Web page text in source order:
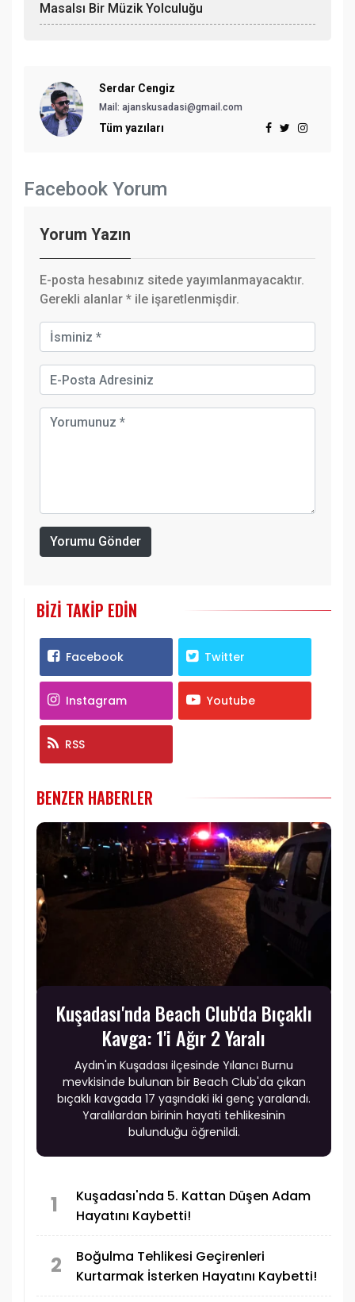
Masalsı Bir Müzik Yolculuğu
Serdar Cengiz
Mail: ajanskusadasi@gmail.com
Tüm yazıları
Facebook Yorum
Yorum Yazın
E-posta hesabınız sitede yayımlanmayacaktır.
Gerekli alanlar * ile işaretlenmişdir.
Yorumu Gönder
BIZI TAKIP EDIN
Facebook Twitter
Instagram Youtube
RSS
BENZER HABERLER
Kuşadası'nda Beach Club'da Bıçaklı
Kavga: 1'i Ağır 2 Yaralı
Aydın'ın Kuşadası ilçesinde Yılancı Burnu
mevkisinde bulunan bir Beach Club'da çıkan
bıçaklı kavgada 17 yaşındaki iki genç yaralandı.
Yaralılardan birinin hayati tehlikesinin
bulunduğu öğrenildi.
1
Kuşadası'nda 5. Kattan Düşen Adam
Hayatını Kaybetti!
2
Boğulma Tehlikesi Geçirenleri
Kurtarmak İsterken Hayatını Kaybetti!